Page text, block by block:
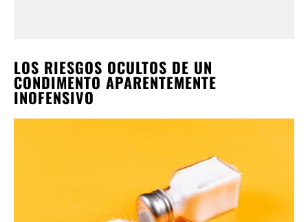
LOS RIESGOS OCULTOS DE UN
CONDIMENTO APARENTEMENTE
INOFENSIVO